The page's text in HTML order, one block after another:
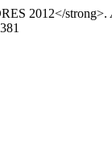
2012</strong>.